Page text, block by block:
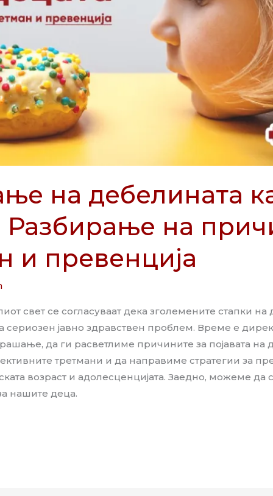
на дебелината
Разбирање на
и превенција
свет се согласуваат дека зголемените стапки на
сериозен јавно здравствен проблем. Време е
да ги расветлиме причините за појавата на
третмани и да направиме стратегии за
возраст и адолесценцијата. Заедно, можеме да
нашите деца.